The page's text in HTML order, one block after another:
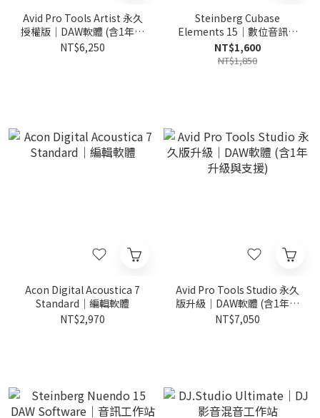
Avid Pro Tools Artist 永久
授權版｜DAW軟體 (含1年升
級與支援)
NT$6,250
Steinberg Cubase
Elements 15｜數位音訊工
作站｜從 LE 升級版
NT$1,600
NT$1,850
Acon Digital Acoustica 7
Standard｜編輯軟體
NT$2,970
Avid Pro Tools Studio 永久
版升級｜DAW軟體 (含1年升
級與支援)
NT$7,050